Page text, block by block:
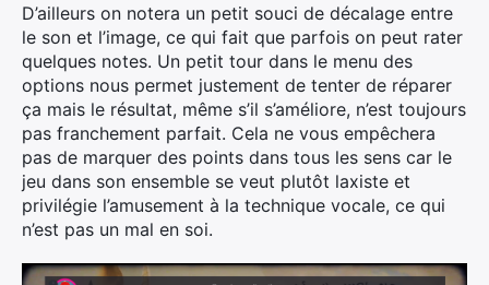
D’ailleurs on notera un petit souci de décalage entre
le son et l’image, ce qui fait que parfois on peut rater
quelques notes. Un petit tour dans le menu des
options nous permet justement de tenter de réparer
ça mais le résultat, même s’il s’améliore, n’est toujours
pas franchement parfait. Cela ne vous empêchera
pas de marquer des points dans tous les sens car le
jeu dans son ensemble se veut plutôt laxiste et
privilégie l’amusement à la technique vocale, ce qui
n’est pas un mal en soi.